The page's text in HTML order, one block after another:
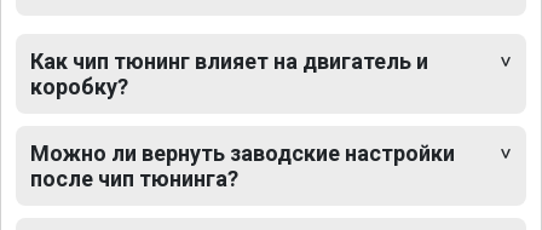
Как чип тюнинг влияет на двигатель и
коробку?
Можно ли вернуть заводские настройки
после чип тюнинга?